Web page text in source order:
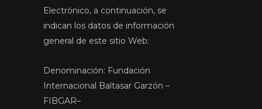
Electrónico, a continuación, se
indican los datos de información
general de este sitio Web:
Denominación: Fundación
Internacional Baltasar Garzón –
FIBGAR–